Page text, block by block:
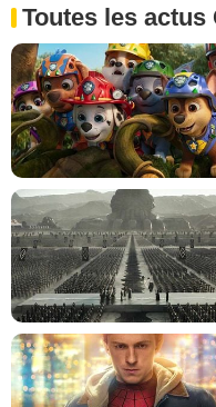
Toutes les actus